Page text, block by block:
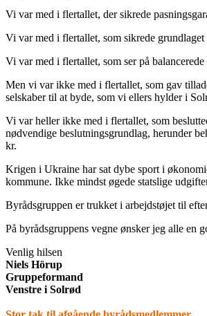
Vi var med i flertallet, der sikrede
Vi var med i flertallet, som sikrede
Vi var med i flertallet, som ser på
Men vi var ikke med i flertallet, som gav
selskaber til at byde, som vi ellers hylder i
Vi var heller ikke med i flertallet, som
nødvendige beslutningsgrundlag, herunder
kr.
Krigen i Ukraine har sat dybe sport i
kommune. Ikke mindst øgede statslige
Byrådsgruppen er trukket i arbejdstøjet til
På byrådsgruppens vegne ønsker jeg alle en
Venlig hilsen
Niels Hörup
Gruppeformand
Venstre i Solrød